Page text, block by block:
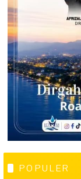
POPULER